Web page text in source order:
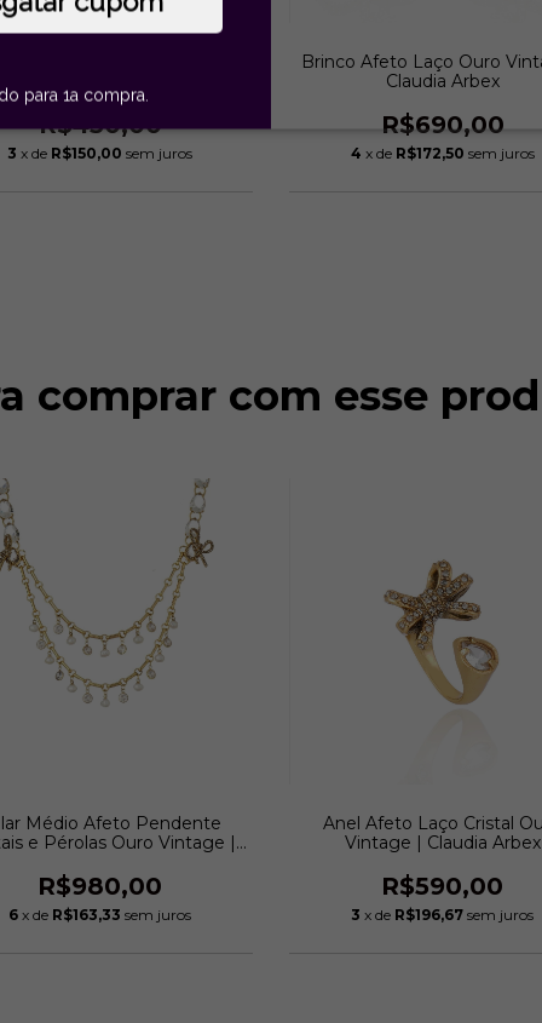
para 1a compra.
R$450,00
3 x de R$150,00 sem juros
Brinco Afeto Laço Ouro
Claudia Arbex
R$690,00
4 x de R$172,50 sem juros
comprar com esse
Médio Afeto Pendente
e Pérolas Ouro Vintage |
R$980,00
6 x de R$163,33 sem juros
Anel Afeto Laço Cristal
Vintage | Claudia Arbex
R$590,00
3 x de R$196,67 sem juros